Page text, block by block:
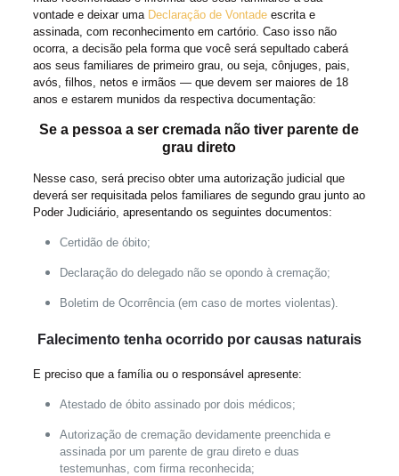
vontade e deixar uma Declaração de Vontadeescrita e
assinada, com reconhecimento em cartório. Caso isso não
ocorra, a decisão pela forma que você será sepultado caberá
aos seus familiares de primeiro grau, ou seja, cônjuges, pais,
avós, filhos, netos e irmãos — que devem ser maiores de 18
anos e estarem munidos da respectiva documentação:
Se a pessoa a ser cremada não tiver parente de
grau direto
Nesse caso, será preciso obter uma autorização judicial que
deverá ser requisitada pelos familiares de segundo grau junto ao
Poder Judiciário, apresentando os seguintes documentos:
Certidão de óbito;
Declaração do delegado não se opondo à cremação;
Boletim de Ocorrência (em caso de mortes violentas).
Falecimento tenha ocorrido por causas naturais
E preciso que a família ou o responsável apresente:
Atestado de óbito assinado por dois médicos;
Autorização de cremação devidamente preenchida e
assinada por um parente de grau direto e duas
testemunhas, com firma reconhecida;